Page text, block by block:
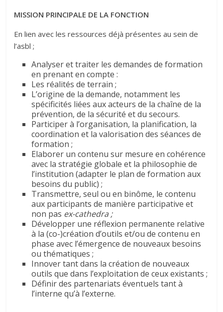
MISSION PRINCIPALE DE LA FONCTION
En lien avec les ressources déjà présentes au sein de
l’asbl ;
Analyser et traiter les demandes de formation
en prenant en compte :
Les réalités de terrain ;
L’origine de la demande, notamment les
spécificités liées aux acteurs de la chaîne de la
prévention, de la sécurité et du secours.
Participer à l’organisation, la planification, la
coordination et la valorisation des séances de
formation ;
Elaborer un contenu sur mesure en cohérence
avec la stratégie globale et la philosophie de
l’institution (adapter le plan de formation aux
besoins du public) ;
Transmettre, seul ou en binôme, le contenu
aux participants de manière participative et
non pas ex-cathedra ;
Développer une réflexion permanente relative
à la (co-)création d’outils et/ou de contenu en
phase avec l’émergence de nouveaux besoins
ou thématiques ;
Innover tant dans la création de nouveaux
outils que dans l’exploitation de ceux existants ;
Définir des partenariats éventuels tant à
l’interne qu’à l’externe.